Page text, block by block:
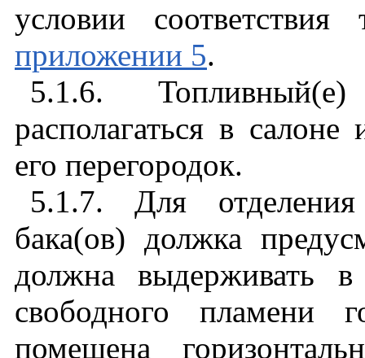
условии
приложении 5.
5.1.6.
располагаться в
его перегородок.
5.1.7. Для
бака(ов) должка
должна выдерживать
свободного пламени
помещена